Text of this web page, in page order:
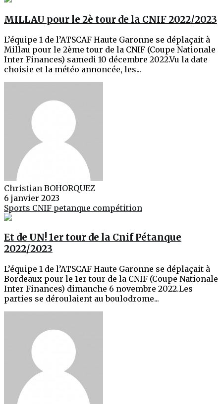
MILLAU pour le 2è tour de la CNIF 2022/2023
L’équipe 1 de l’ATSCAF Haute Garonne se déplaçait à
Millau pour le 2ème tour de la CNIF (Coupe Nationale
Inter Finances) samedi 10 décembre 2022.Vu la date
choisie et la météo annoncée, les...
Christian BOHORQUEZ
6 janvier 2023
Sports CNIF petanque compétition
Et de UN! 1er tour de la Cnif Pétanque
2022/2023
L’équipe 1 de l’ATSCAF Haute Garonne se déplaçait à
Bordeaux pour le 1er tour de la CNIF (Coupe Nationale
Inter Finances) dimanche 6 novembre 2022.Les
parties se déroulaient au boulodrome...